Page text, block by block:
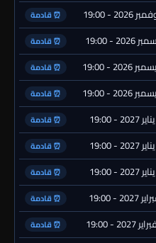
⏰ قادمة
⏰ قادمة
⏰ قادمة
⏰ قادمة
⏰ قادمة
⏰ قادمة
⏰ قادمة
⏰ قادمة
⏰ قادمة